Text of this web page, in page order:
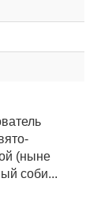
(ныне
соби...